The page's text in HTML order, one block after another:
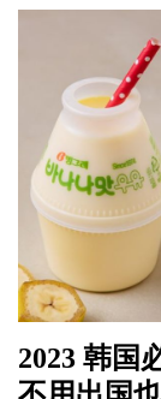
2023 韩国